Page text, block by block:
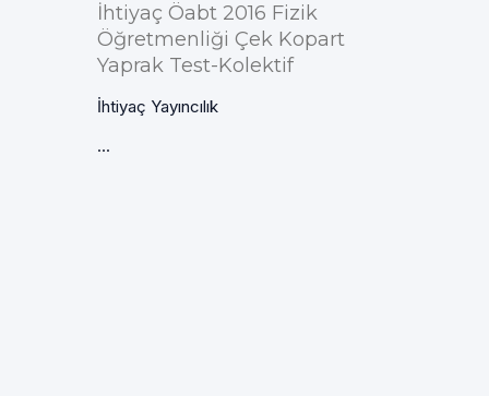
İhtiyaç Öabt 2016 Fizik
Öğretmenliği Çek Kopart
Yaprak Test-Kolektif
İhtiyaç Yayıncılık
...